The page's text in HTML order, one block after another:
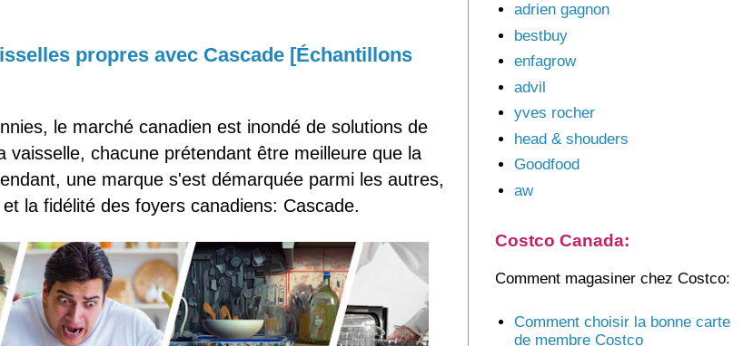
propres avec Cascade [Échantillons
le marché canadien est inondé de solutions de
vaisselle, chacune prétendant être meilleure que la
une marque s'est démarquée parmi les autres,
la fidélité des foyers canadiens: Cascade.
adrien gagnon
bestbuy
enfagrow
advil
yves rocher
head & shouders
Goodfood
aw
Costco Canada:
Comment magasiner chez Costco:
Comment choisir la bonne carte
de membre Costco